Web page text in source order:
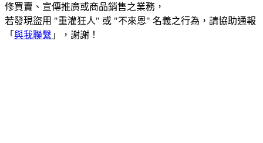
修買賣、宣傳推廣或商品銷售之業務，
若發現盜用 "重灌狂人" 或 "不來恩" 名義之行為，請協助通報
「 與我聯繫 」，謝謝！